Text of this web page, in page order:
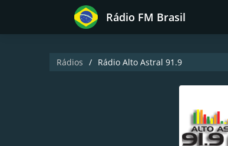
Rádio FM Brasil
Rádios Rádio Alto Astral 91.9